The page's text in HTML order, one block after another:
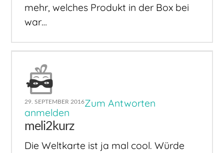
mehr, welches Produkt in der Box bei
war…
29. SEPTEMBER 2016Zum Antworten
anmelden
meli2kurz
Die Weltkarte ist ja mal cool. Würde